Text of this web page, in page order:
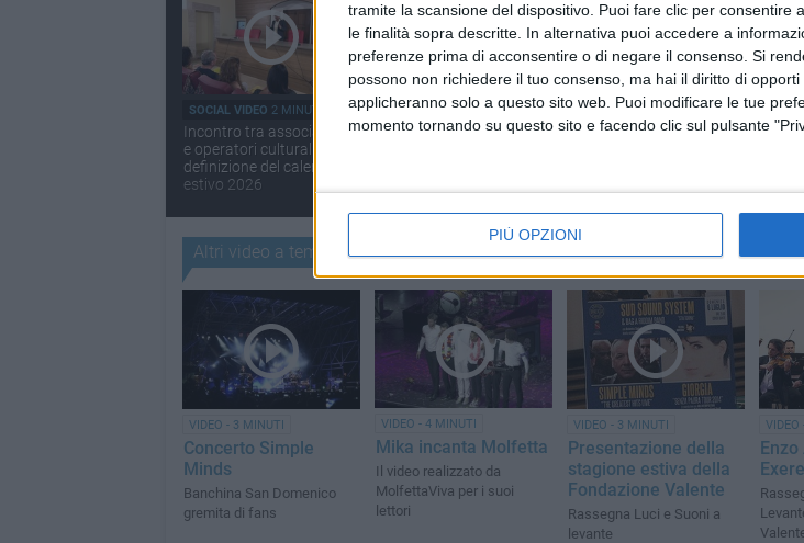
tramite la scansione del dispositivo. Puoi fare clic per
le finalità sopra descritte. In alternativa puoi accedere a
preferenze prima di acconsentire o di negare il consenso. Si
possono non richiedere il tuo consenso, ma hai il diritto di
applicheranno solo a questo sito web. Puoi modificare le tue
momento tornando su questo sito e facendo clic sul pulsante
PIÙ OPZIONI
SOCIAL VIDEO 2 MINUTI
Incontro tra associazioni
e operatori culturali per la
definizione del calendario
estivo 2026
SOCIAL VIDEO3 MINUTI
Sorteggio del
SOCIAL VIDEO2 MINUTI
Nave Italia a Molfetta
Altri video a tema
VIDEO - 3 MINUTI
Concerto Simple
Minds
Banchina San Domenico
gremita di fans
VIDEO - 4 MINUTI
Mika incanta Molfetta
Il video realizzato da
MolfettaViva per i suoi
lettori
VIDEO - 3 MINUTI
Presentazione della
stagione estiva della
Fondazione Valente
Rassegna Luci e Suoni a
levante
VIDEO